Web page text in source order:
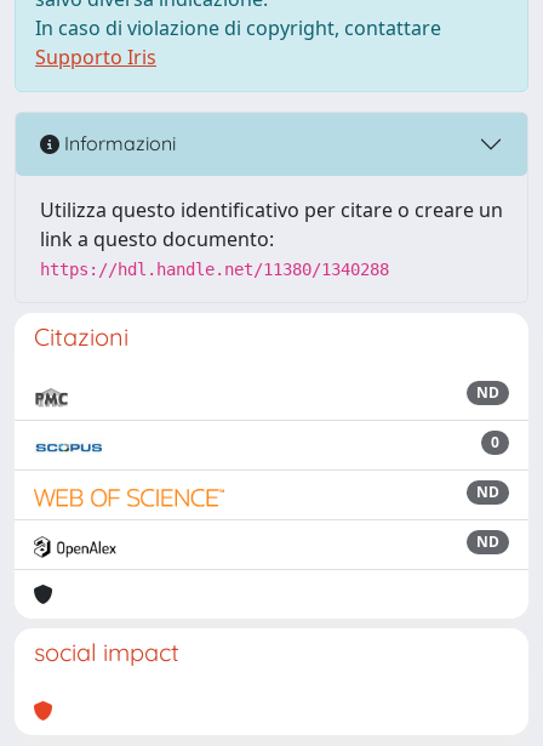
In caso di violazione di copyright, contattare
Supporto Iris
Informazioni
Utilizza questo identificativo per citare o creare un
link a questo documento:
https://hdl.handle.net/11380/1340288
Citazioni
ND
0
ND
ND
social impact